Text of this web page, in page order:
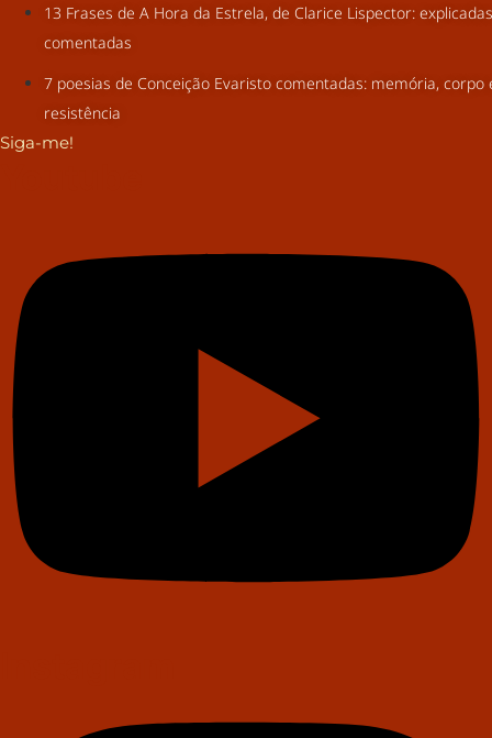
13 Frases de A Hora da Estrela, de Clarice Lispector:
comentadas
7 poesias de Conceição Evaristo comentadas: memória, corpo
resistência
Siga-me!